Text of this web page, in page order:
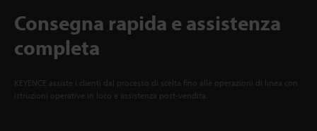
Consegna rapida e assistenza
completa
KEYENCE assiste i clienti dal processo di scelta fino alle operazioni di linea con
istruzioni operative in loco e assistenza post-vendita.